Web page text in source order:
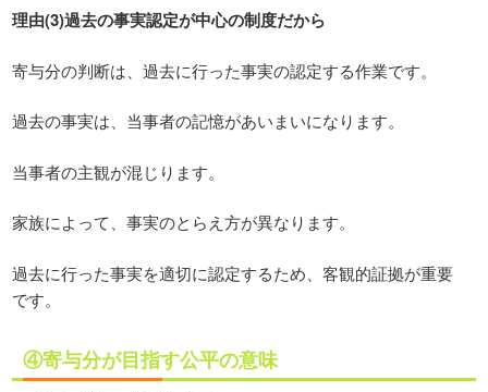
理由(3)過去の事実認定が中心の制度だから
寄与分の判断は、過去に行った事実の認定する作業です。
過去の事実は、当事者の記憶があいまいになります。
当事者の主観が混じります。
家族によって、事実のとらえ方が異なります。
過去に行った事実を適切に認定するため、客観的証拠が重要
です。
④寄与分が目指す公平の意味